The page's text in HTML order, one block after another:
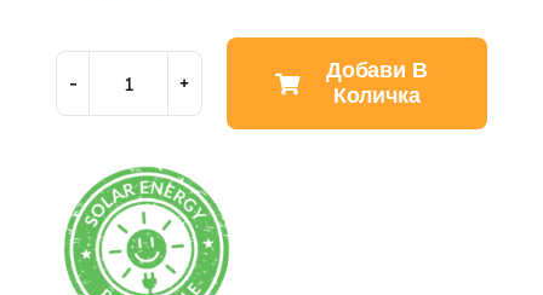
410W
Соларен
Панел
1722x1134x35мм
TIER
Добави В
Количка